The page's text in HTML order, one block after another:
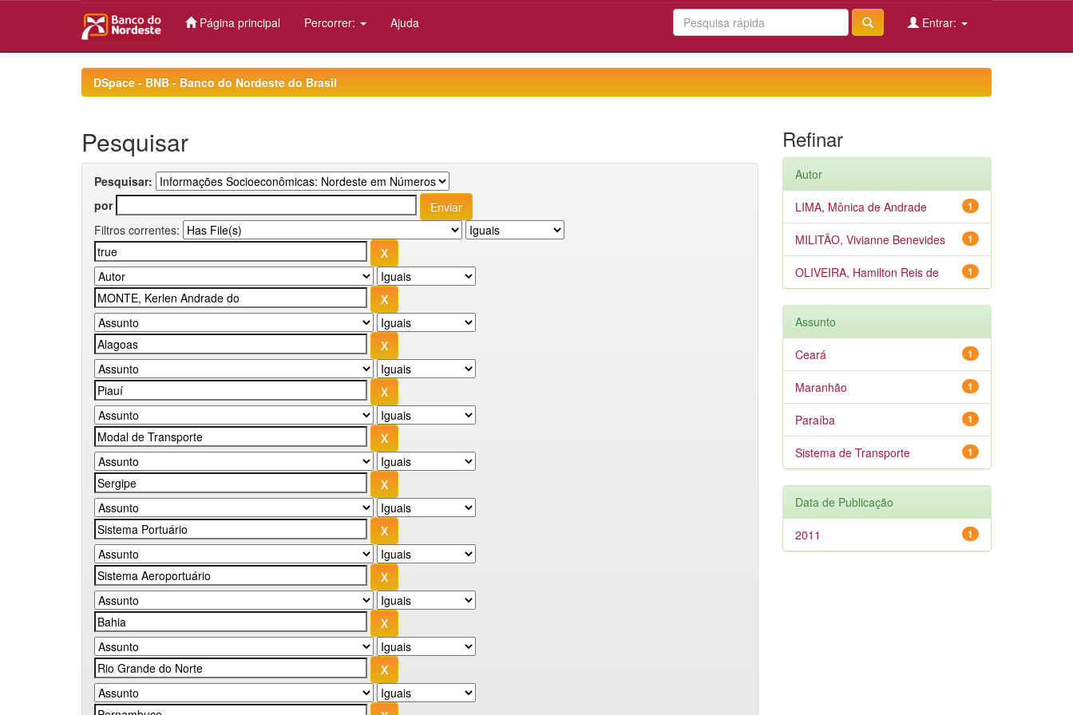
Página principal Percorrer: Ajuda Entrar:
DSpace - BNB - Banco do Nordeste do Brasil
Pesquisar
Pesquisar:
por
Filtros correntes:
Refinar
Autor
1
LIMA, Mônica de Andrade
1
MILITÃO, Vivianne Benevides
1
OLIVEIRA, Hamilton Reis de
Assunto
1
Ceará
1
Maranhão
1
Paraíba
1
Sistema de Transporte
Data de Publicação
1
2011